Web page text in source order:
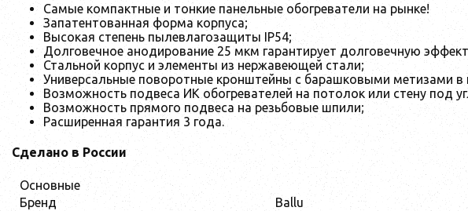
Самые компактные и тонкие панельные обогреватели на рынке!
Запатентованная форма корпуса;
Высокая степень пылевлагозащиты IP54;
Долговечное анодирование 25 мкм гарантирует долговечную
Стальной корпус и элементы из нержавеющей стали;
Универсальные поворотные кронштейны с барашковыми метизами в
Возможность подвеса ИК обогревателей на потолок или стену под
Возможность прямого подвеса на резьбовые шпили;
Расширенная гарантия 3 года.
Сделано в России
Основные
Бренд
Ballu